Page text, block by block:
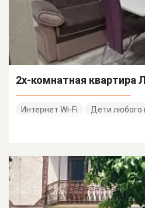
2х-комнатная квартира
Интернет Wi-Fi Дети любого